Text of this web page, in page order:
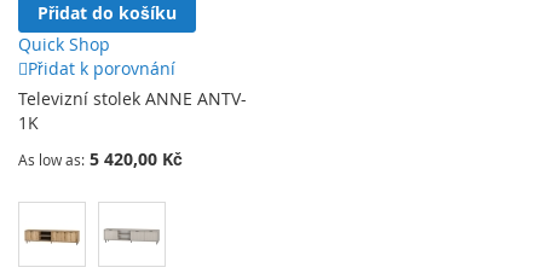
Přidat do košíku
Quick Shop
Přidat k porovnání
Televizní stolek ANNE ANTV-
1K
As low as 5 420,00 Kč